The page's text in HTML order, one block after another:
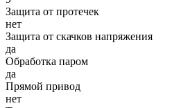
Защита от протечек
нет
Защита от скачков напряжения
да
Обработка паром
да
Прямой привод
нет